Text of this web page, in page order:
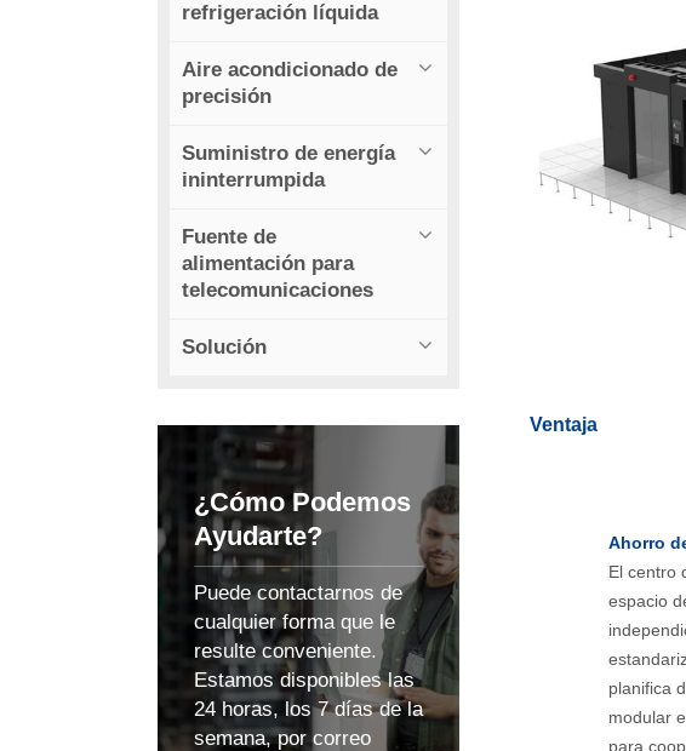
refrigeración líquida
Aire acondicionado de
precisión
Suministro de energía
ininterrumpida
Fuente de
alimentación para
telecomunicaciones
Solución
¿Cómo Podemos
Ayudarte?
Puede contactarnos de
cualquier forma que le
resulte conveniente.
Estamos disponibles las
24 horas, los 7 días de la
semana, por correo
Ventaja
Ahorro
El centro
espacio
planifica
modular
para